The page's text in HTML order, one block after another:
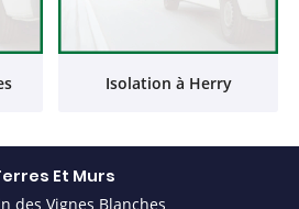
Isolation à Herry
Et Murs
des Vignes Blanches